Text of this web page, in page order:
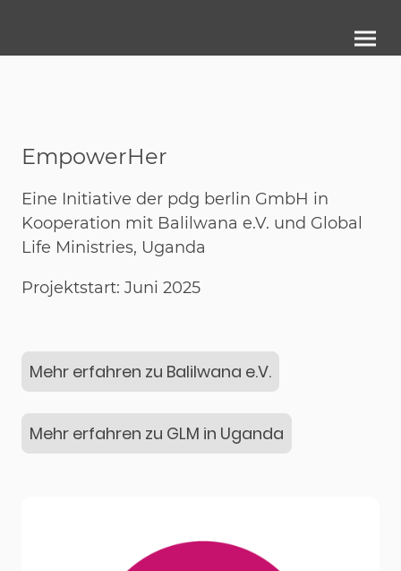
EmpowerHer
Eine Initiative der pdg berlin GmbH in
Kooperation mit Balilwana e.V. und Global
Life Ministries, Uganda
Projektstart: Juni 2025
Mehr erfahren zu Balilwana e.V.
Mehr erfahren zu GLM in Uganda